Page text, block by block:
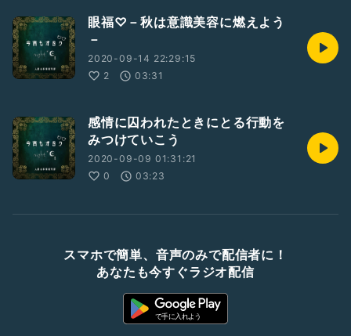
眼福♡－秋は意識美容に燃えよう
－
2020-09-14 22:29:15
2
03:31
感情に囚われたときにとる行動を
みつけていこう
2020-09-09 01:31:21
0
03:23
スマホで簡単、音声のみで配信者に！
あなたも今すぐラジオ配信